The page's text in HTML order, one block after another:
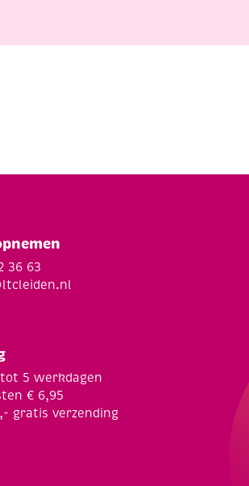
36 63
5 werkdagen
€ 6,95
gratis verzending